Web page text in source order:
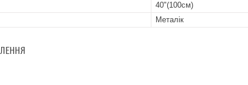
40"(100см)
Металік